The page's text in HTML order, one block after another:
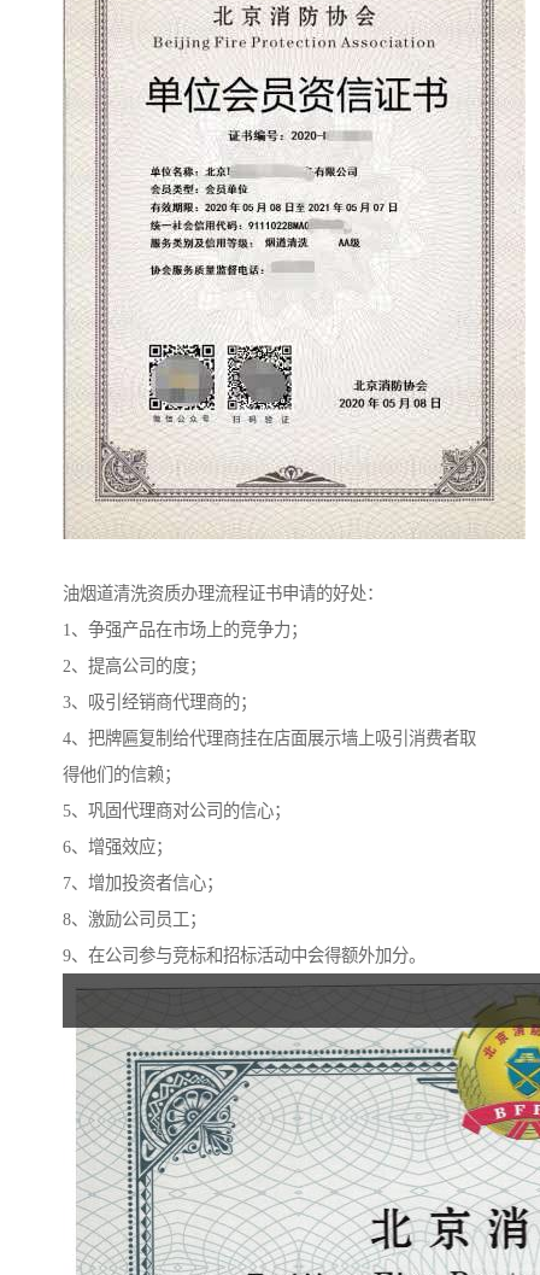
油烟道清洗资质办理流程证书申请的好处：
1、争强产品在市场上的竞争力；
2、提高公司的度；
3、吸引经销商代理商的；
4、把牌匾复制给代理商挂在店面展示墙上吸引消费者取
得他们的信赖；
5、巩固代理商对公司的信心；
6、增强效应；
7、增加投资者信心；
8、激励公司员工；
9、在公司参与竞标和招标活动中会得额外加分。